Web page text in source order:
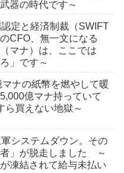
器の時代です～
定と経済制裁（SWIFT
CFO、無一文になる
マナ）は、ここでは
」です～
ナの紙幣を燃やして暖
億マナ持っていて
ら買えない地獄～
システムダウン。その
」が脱走しました ～
凍結されて給与未払い